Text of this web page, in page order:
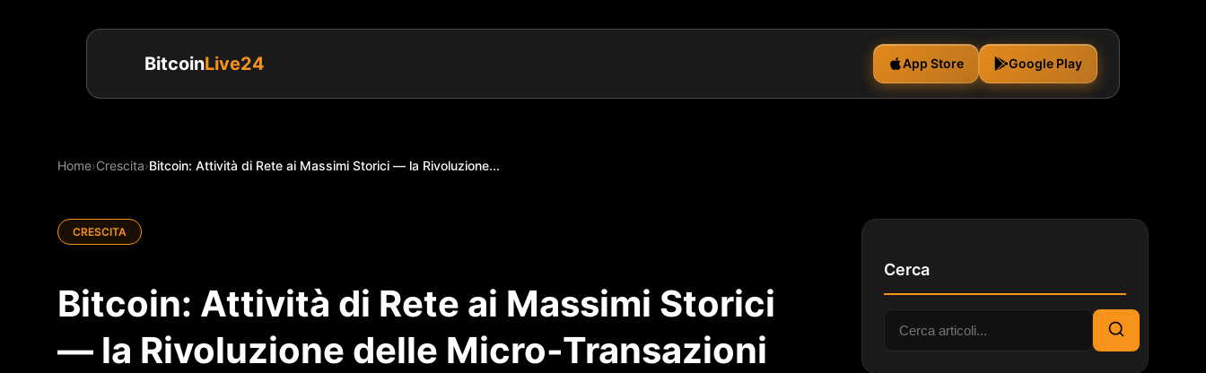
BitcoinLive24 App Store Google Play
Home›Crescita›Bitcoin: Attività di Rete ai Massimi Storici — la Rivoluzione...
CRESCITA
Bitcoin: Attività di Rete ai Massimi Storici
— la Rivoluzione delle Micro-Transazioni
Cerca
Cerca:
Cerca